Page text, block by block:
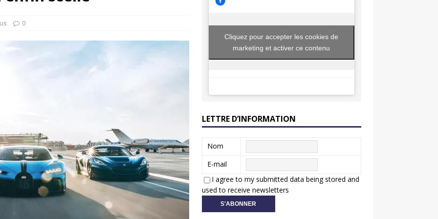
GTi : naissance d’une légende
Honda dévoile un spot publicitaire… confiné!
0
Cliquez pour accepter les cookies de
marketing et activer ce contenu
LETTRE D’INFORMATION
Nom
E-mail
I agree to my submitted data being stored and
used to receive newsletters